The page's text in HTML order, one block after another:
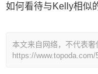
如何看待与Kelly相似
本文来自网络，不代表奢
https://www.topoda.com/